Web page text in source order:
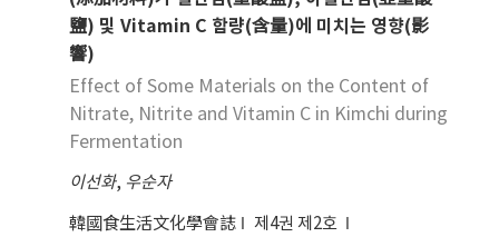
characteristics were clearly found out. In
both countries, the newly modernized and
being made, rather sooner in Japan, out of
the specific East-Asian traditional dining
culture.
鹽) 및 Vitamin C 함량(含量)에 미치는 영향(影
響)
Effect of Some Materials on the Content of
Nitrate, Nitrite and Vitamin C in Kimchi during
Fermentation
이선화, 우순자
韓國食生活文化學會誌 제4권 제2호